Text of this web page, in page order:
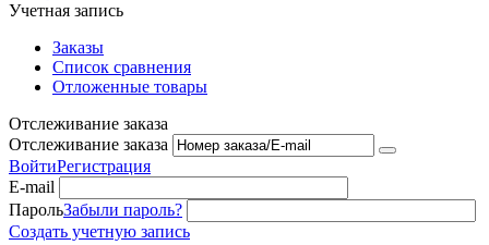
Учетная запись
Заказы
Список сравнения
Отложенные товары
Отслеживание заказа
Отслеживание заказа
ВойтиРегистрация
E-mail
ПарольЗабыли пароль?
Создать учетную запись